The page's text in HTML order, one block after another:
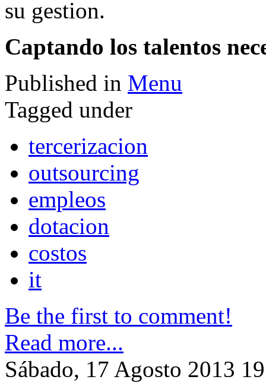
su gestion.
Captando los talentos
Published in Menu
Tagged under
tercerizacion
outsourcing
empleos
dotacion
costos
it
Be the first to comment!
Read more...
Sábado, 17 Agosto 2013